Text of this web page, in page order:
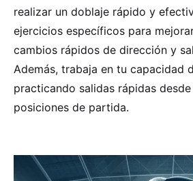
realizar un doblaje rápido y
ejercicios específicos para
cambios rápidos de dirección y
Además, trabaja en tu capacidad
practicando salidas rápidas
posiciones de partida.